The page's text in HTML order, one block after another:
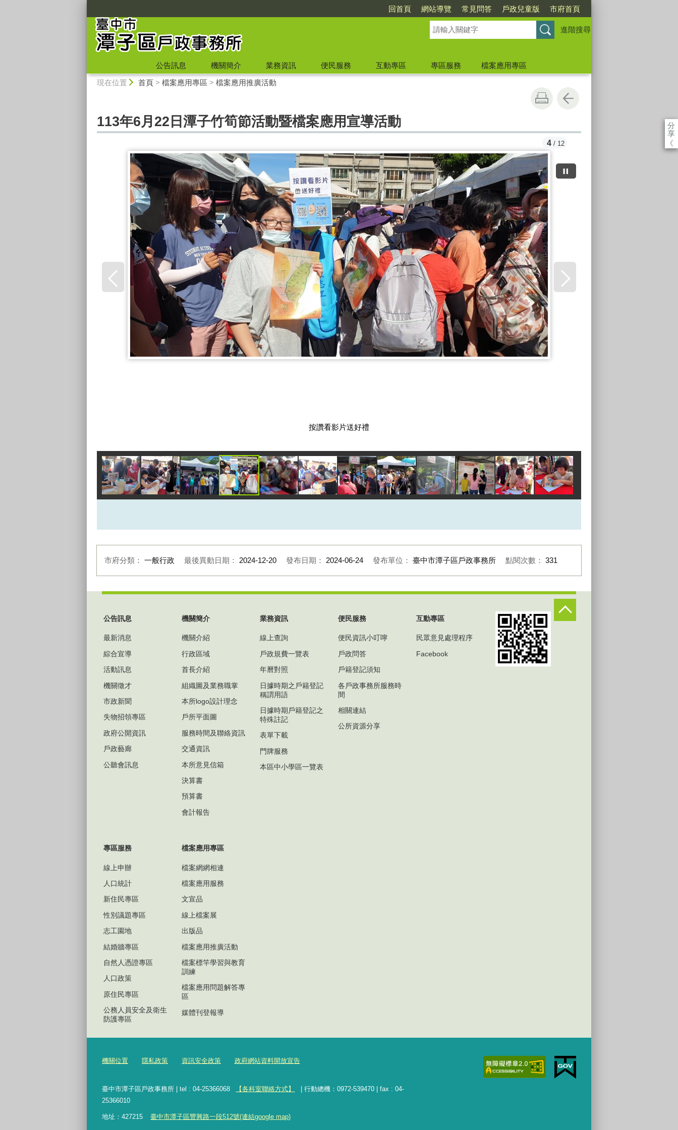
回首頁 網站導覽 常見問答 戶政兒童版 市府首頁
進階搜尋
公告訊息 機關簡介 業務資訊 便民服務 互動專區 專區服務
檔案應用專區
現在位置 首頁> 檔案應用專區 > 檔案應用推廣活動
分
享
《
113年6月22日潭子竹筍節活動暨檔案應用宣導活動
按讚看影片送好禮
4 / 12
市府分類： 一般行政 最後異動日期： 2024-12-20 發布日期： 2024-06-24 發布單位： 臺中市潭子區戶政事務所 點閱次數： 331
公告訊息
最新消息
綜合宣導
活動訊息
機關徵才
市政新聞
失物招領專區
政府公開資訊
戶政藝廊
公聽會訊息
機關簡介
機關介紹
行政區域
首長介紹
組織圖及業務職掌
本所logo設計理念
戶所平面圖
服務時間及聯絡資訊
交通資訊
本所意見信箱
決算書
預算書
會計報告
業務資訊
線上查詢
戶政規費一覽表
年曆對照
日據時期之戶籍登記
稱謂用語
日據時期戶籍登記之
特殊註記
表單下載
門牌服務
本區中小學區一覽表
便民服務
便民資訊小叮嚀
戶政問答
戶籍登記須知
各戶政事務所服務時
間
相關連結
公所資源分享
互動專區
民眾意見處理程序
Facebook
專區服務
線上申辦
人口統計
新住民專區
性別議題專區
志工園地
結婚牆專區
自然人憑證專區
人口政策
原住民專區
公務人員安全及衛生
防護專區
檔案應用專區
檔案網網相連
檔案應用服務
文宣品
線上檔案展
出版品
檔案應用推廣活動
檔案標竿學習與教育
訓練
檔案應用問題解答專
區
媒體刊登報導
機關位置 隱私政策 資訊安全政策 政府網站資料開放宣告
臺中市潭子區戶政事務所 | tel : 04-25366068 【各科室聯絡方式】
| 行動總機：0972-539470 | fax : 04-
25366010
地址：427215 臺中市潭子區豐興路一段512號(連結google map)